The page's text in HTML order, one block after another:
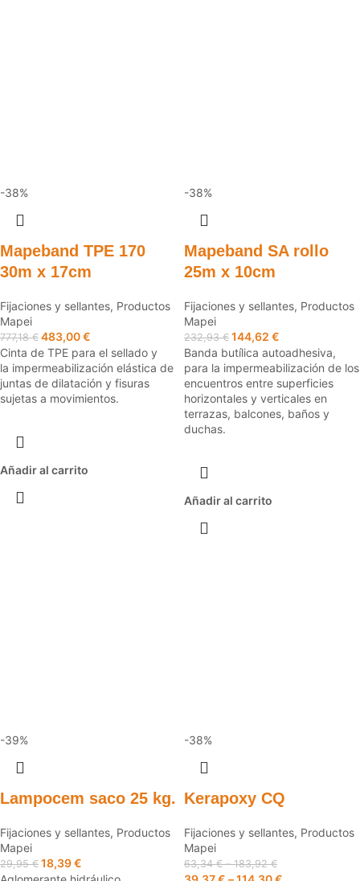
-38%
Mapeband TPE 170
30m x 17cm
Fijaciones y sellantes, Productos
Mapei
777,18€ 483,00€
Cinta de TPE para el sellado y
la impermeabilización elástica de
juntas de dilatación y fisuras
sujetas a movimientos.
Añadir al carrito
-38%
Mapeband SA rollo
25m x 10cm
Fijaciones y sellantes, Productos
Mapei
232,93€ 144,62 €
Banda butílica autoadhesiva,
para la impermeabilización de los
encuentros entre superficies
horizontales y verticales en
terrazas, balcones, baños y
duchas.
Añadir al carrito
-39%
Lampocem saco 25 kg.
Fijaciones y sellantes, Productos
Mapei
29,95€ 18,39€
-38%
Kerapoxy CQ
Fijaciones y sellantes, Productos
Mapei
63,34€–183,92€